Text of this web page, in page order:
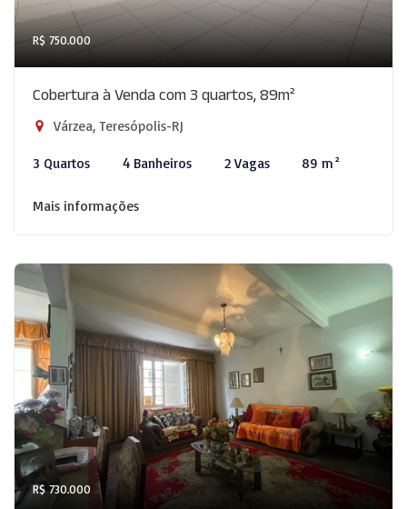
R$ 750.000
Cobertura à Venda com 3 quartos, 89m²
Várzea, Teresópolis-RJ
3 Quartos 4 Banheiros 2 Vagas 89 m²
Mais informações
R$ 730.000